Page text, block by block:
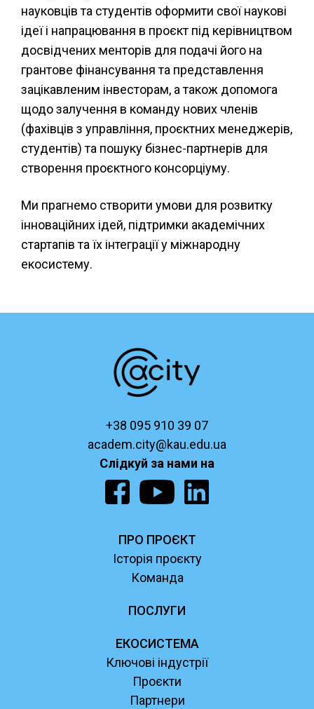
науковців та студентів оформити свої наукові
ідеї і напрацювання в проєкт під керівництвом
досвідчених менторів для подачі його на
грантове фінансування та представлення
зацікавленим інвесторам, а також допомога
щодо залучення в команду нових членів
(фахівців з управління, проєктних менеджерів,
студентів) та пошуку бізнес-партнерів для
створення проєктного консорціуму.
Ми прагнемо створити умови для розвитку
інноваційних ідей, підтримки академічних
стартапів та їх інтеграції у міжнародну
екосистему.
+38 095 910 39 07
academ.city@kau.edu.ua
Слідкуй за нами на
ПРО ПРОЄКТ
Історія проєкту
Команда
ПОСЛУГИ
ЕКОСИСТЕМА
Ключові індустрії
Проєкти
Партнери